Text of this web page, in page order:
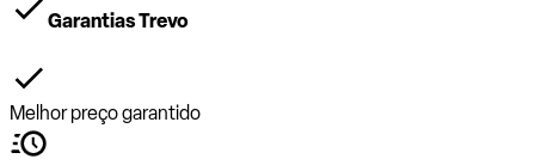
Garantias Trevo
Melhor preço garantido